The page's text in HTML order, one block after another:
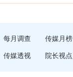
每月调查 传媒月榜
传媒透视 院长视点